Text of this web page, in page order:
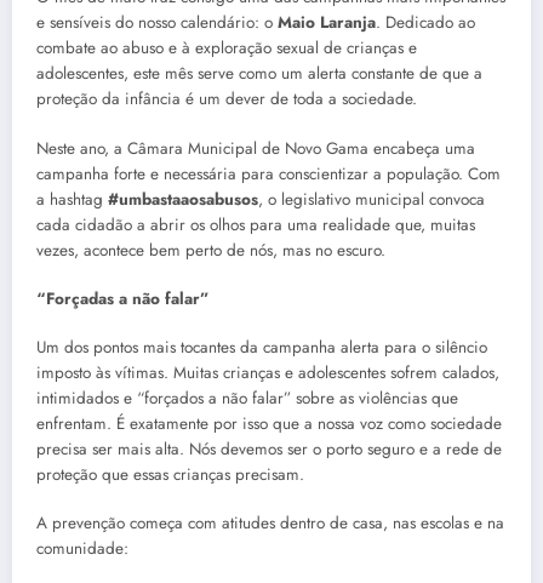
e sensíveis do nosso calendário: o Maio Laranja. Dedicado ao
combate ao abuso e à exploração sexual de crianças e
adolescentes, este mês serve como um alerta constante de que a
proteção da infância é um dever de toda a sociedade.
Neste ano, a Câmara Municipal de Novo Gama encabeça uma
campanha forte e necessária para conscientizar a população. Com
a hashtag #umbastaaosabusos, o legislativo municipal convoca
cada cidadão a abrir os olhos para uma realidade que, muitas
vezes, acontece bem perto de nós, mas no escuro.
“Forçadas a não falar”
Um dos pontos mais tocantes da campanha alerta para o silêncio
imposto às vítimas. Muitas crianças e adolescentes sofrem calados,
intimidados e “forçados a não falar” sobre as violências que
enfrentam. É exatamente por isso que a nossa voz como sociedade
precisa ser mais alta. Nós devemos ser o porto seguro e a rede de
proteção que essas crianças precisam.
A prevenção começa com atitudes dentro de casa, nas escolas e na
comunidade: